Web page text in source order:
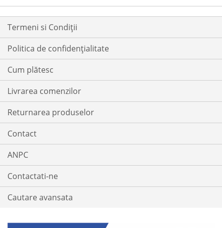
Termeni si Condiții
Politica de confidențialitate
Cum plătesc
Livrarea comenzilor
Returnarea produselor
Contact
ANPC
Contactati-ne
Cautare avansata